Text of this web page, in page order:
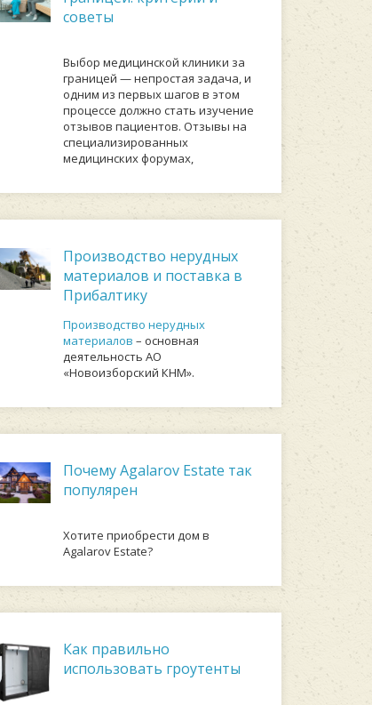
советы
Выбор медицинской клиники за
границей — непростая задача, и
одним из первых шагов в этом
процессе должно стать изучение
отзывов пациентов. Отзывы на
специализированных
медицинских форумах,
Производство нерудных
материалов и поставка в
Прибалтику
Производство нерудных
материалов – основная
деятельность АО
«Новоизборский КНМ».
Почему Agalarov Estate так
популярен
Хотите приобрести дом в
Agalarov Estate?
Как правильно
использовать гроутенты